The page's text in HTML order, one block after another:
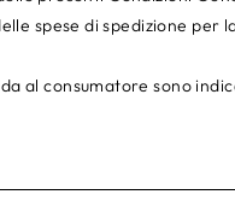
spese di spedizione per
al consumatore sono